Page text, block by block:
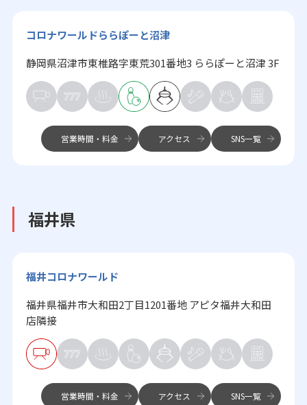
コロナワールドららぽーと沼津
静岡県沼津市東椎路字東荒301番地3 ららぽーと沼津 3F
営業時間・料金 アクセス SNS一覧
福井県
福井コロナワールド
福井県福井市大和田2丁目1201番地 アピタ福井大和田
店隣接
営業時間・料金 アクセス SNS一覧